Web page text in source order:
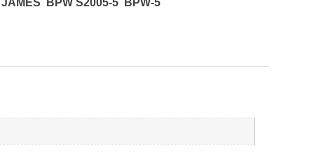
BPW S2005-5 BPW-5